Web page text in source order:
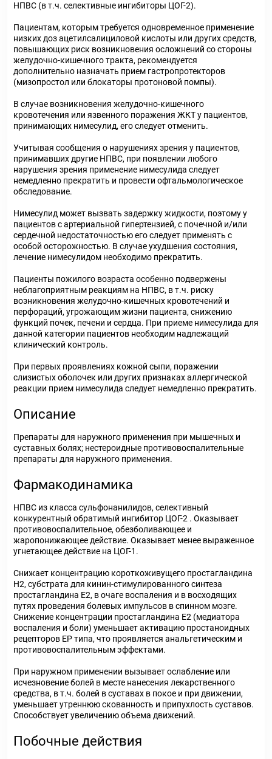
НПВС (в т.ч. селективные ингибиторы ЦОГ-2).
Пациентам, которым требуется одновременное применение
низких доз ацетилсалициловой кислоты или других средств,
повышающих риск возникновения осложнений со стороны
желудочно-кишечного тракта, рекомендуется
дополнительно назначать прием гастропротекторов
(мизопростол или блокаторы протоновой помпы).
В случае возникновения желудочно-кишечного
кровотечения или язвенного поражения ЖКТ у пациентов,
принимающих нимесулид, его следует отменить.
Учитывая сообщения о нарушениях зрения у пациентов,
принимавших другие НПВС, при появлении любого
нарушения зрения применение нимесулида следует
немедленно прекратить и провести офтальмологическое
обследование.
Нимесулид может вызвать задержку жидкости, поэтому у
пациентов с артериальной гипертензией, с почечной и/или
сердечной недостаточностью его следует применять с
особой осторожностью. В случае ухудшения состояния,
лечение нимесулидом необходимо прекратить.
Пациенты пожилого возраста особенно подвержены
неблагоприятным реакциям на НПВС, в т.ч. риску
возникновения желудочно-кишечных кровотечений и
перфораций, угрожающим жизни пациента, снижению
функций почек, печени и сердца. При приеме нимесулида для
данной категории пациентов необходим надлежащий
клинический контроль.
При первых проявлениях кожной сыпи, поражении
слизистых оболочек или других признаках аллергической
реакции прием нимесулида следует немедленно прекратить.
Описание
Препараты для наружного применения при мышечных и
суставных болях; нестероидные противовоспалительные
препараты для наружного применения.
Фармакодинамика
НПВС из класса сульфонанилидов, селективный
конкурентный обратимый ингибитор ЦОГ-2 . Оказывает
противовоспалительное, обезболивающее и
жаропонижающее действие. Оказывает менее выраженное
угнетающее действие на ЦОГ-1.
Снижает концентрацию короткоживущего простагландина
Н2, субстрата для кинин-стимулированного синтеза
простагландина Е2, в очаге воспаления и в восходящих
путях проведения болевых импульсов в спинном мозге.
Снижение концентрации простагландина Е2 (медиатора
воспаления и боли) уменьшает активацию простаноидных
рецепторов ЕР типа, что проявляется анальгетическим и
противовоспалительным эффектами.
При наружном применении вызывает ослабление или
исчезновение болей в месте нанесения лекарственного
средства, в т.ч. болей в суставах в покое и при движении,
уменьшает утреннюю скованность и припухлость суставов.
Способствует увеличению объема движений.
Побочные действия